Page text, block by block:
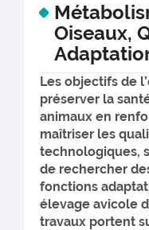
Oiseaux,
Les objectifs de
préserver la
animaux en
maîtriser les
technologiques,
de rechercher
fonctions
élevage avicole
travaux portent